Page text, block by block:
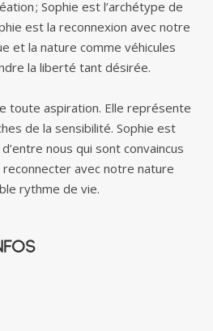
; Sophie est l’archétype de
est la reconnexion avec notre
et la nature comme véhicules
la liberté tant désirée.
toute aspiration. Elle représente
de la sensibilité. Sophie est
nous qui sont convaincus
avec notre nature
rythme de vie.